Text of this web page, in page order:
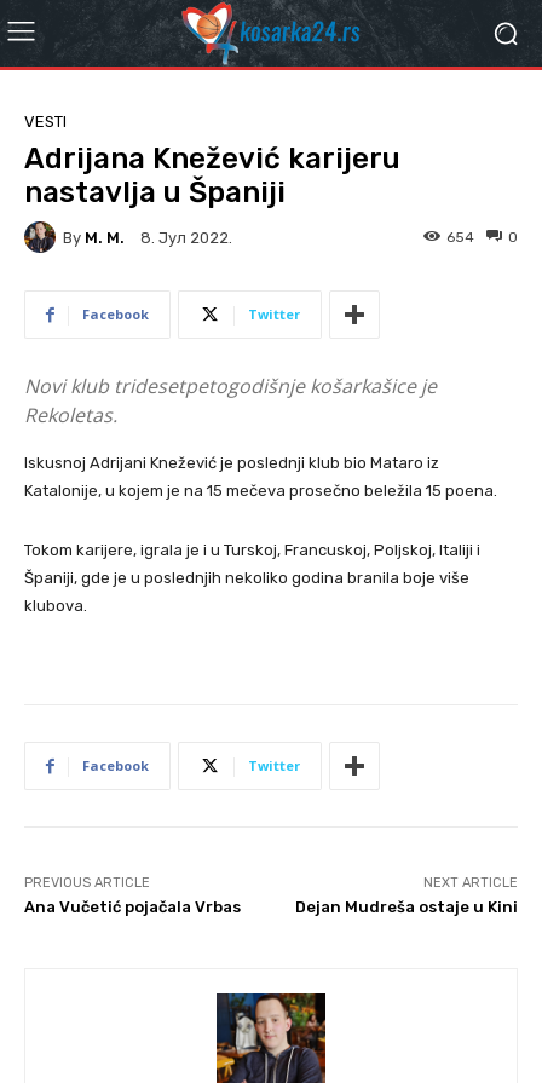
VESTI
Adrijana Knežević karijeru
nastavlja u Španiji
By M. M. 8. Јул 2022. 0
654
Facebook Twitter
Novi klub tridesetpetogodišnje košarkašice je
Rekoletas.
Iskusnoj Adrijani Knežević je poslednji klub bio Mataro iz
Katalonije, u kojem je na 15 mečeva prosečno beležila 15 poena.
Tokom karijere, igrala je i u Turskoj, Francuskoj, Poljskoj, Italiji i
Španiji, gde je u poslednjih nekoliko godina branila boje više
klubova.
Facebook Twitter
PREVIOUS ARTICLE
Ana Vučetić pojačala Vrbas
NEXT ARTICLE
Dejan Mudreša ostaje u Kini